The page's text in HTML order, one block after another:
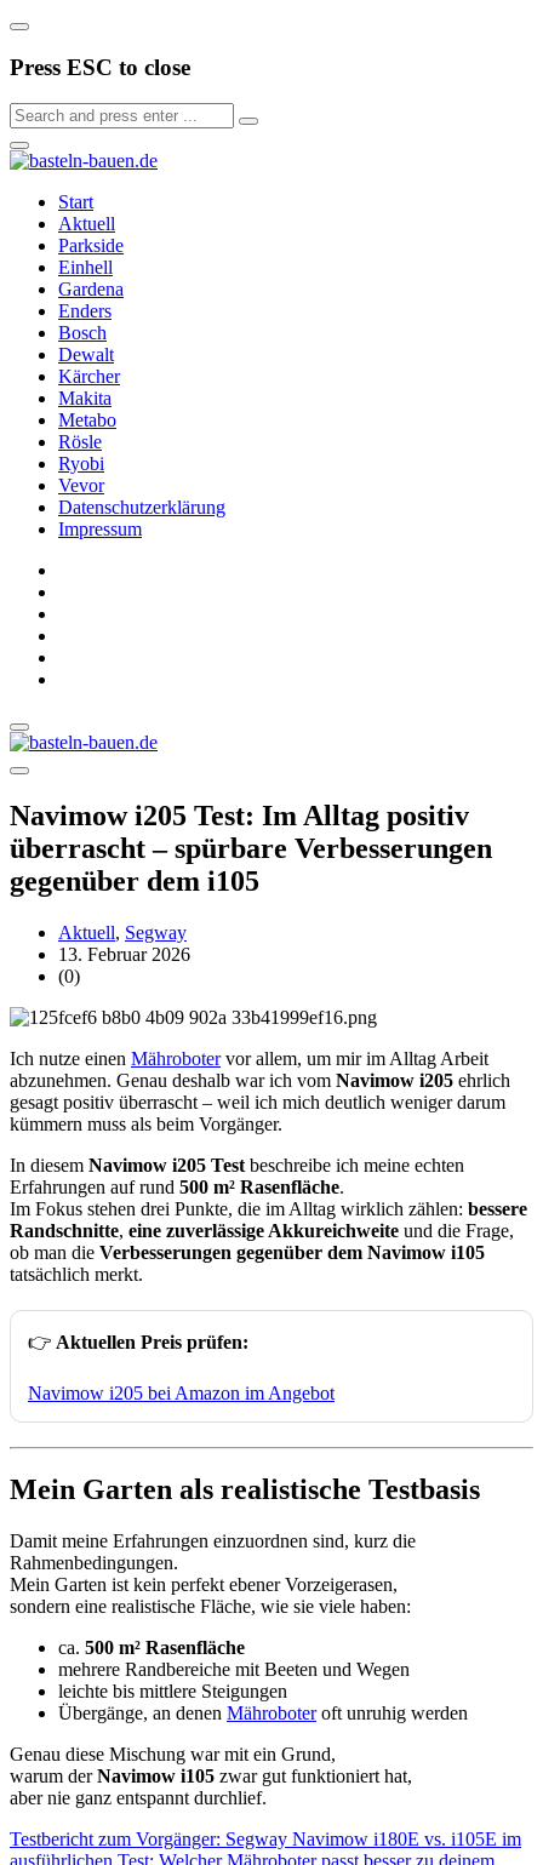
Press ESC to close
Start
Aktuell
Parkside
Einhell
Gardena
Enders
Bosch
Dewalt
Kärcher
Makita
Metabo
Rösle
Ryobi
Vevor
Datenschutzerklärung
Impressum
Navimow i205 Test: Im Alltag positiv
überrascht – spürbare Verbesserungen
gegenüber dem i105
Aktuell, Segway
13. Februar 2026
(0)
Ich nutze einen Mährobotervor allem, um mir im Alltag Arbeit
abzunehmen. Genau deshalb war ich vom Navimow i205 ehrlich
gesagt positiv überrascht – weil ich mich deutlich weniger darum
kümmern muss als beim Vorgänger.
In diesem Navimow i205 Test beschreibe ich meine echten
Erfahrungen auf rund 500 m² Rasenfläche.
Im Fokus stehen drei Punkte, die im Alltag wirklich zählen: bessere
Randschnitte, eine zuverlässige Akkureichweite und die Frage,
ob man die Verbesserungen gegenüber dem Navimow i105
tatsächlich merkt.
👉 Aktuellen Preis prüfen:
Navimow i205 bei Amazon im Angebot
Mein Garten als realistische Testbasis
Damit meine Erfahrungen einzuordnen sind, kurz die
Rahmenbedingungen.
Mein Garten ist kein perfekt ebener Vorzeigerasen,
sondern eine realistische Fläche, wie sie viele haben:
ca. 500 m² Rasenfläche
mehrere Randbereiche mit Beeten und Wegen
leichte bis mittlere Steigungen
Übergänge, an denen Mähroboteroft unruhig werden
Genau diese Mischung war mit ein Grund,
warum derNavimow i105 zwar gut funktioniert hat,
aber nie ganz entspannt durchlief.
Testbericht zum Vorgänger: Segway Navimow i180E vs. i105E im
ausführlichen Test: Welcher Mähroboter passt besser zu deinem